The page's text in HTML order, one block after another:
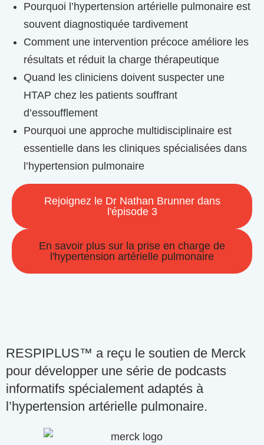
Pourquoi l’hypertension artérielle pulmonaire est
souvent diagnostiquée tardivement
Comment une intervention précoce améliore les
résultats et réduit la charge thérapeutique
Quand les cliniciens doivent suspecter une
HTAP chez les patients souffrant
d’essoufflement
Pourquoi une approche multidisciplinaire est
essentielle dans les cliniques spécialisées dans
l’hypertension pulmonaire
Rejoignez le Dr Nathan Brunner dans
l'épisode 3
En savoir plus sur la prise en charge de
l'hypertension artérielle pulmonaire
RESPIPLUS™ a reçu le soutien de Merck
pour développer une série de podcasts
informatifs spécialement adaptés à
l’hypertension artérielle pulmonaire.